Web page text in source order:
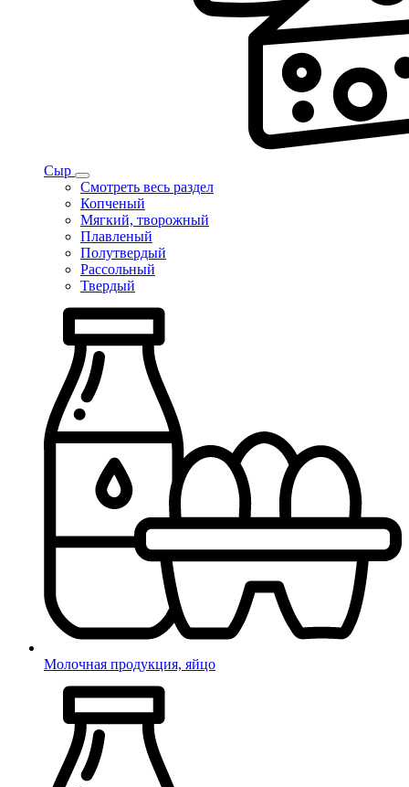
Сыр
Смотреть весь раздел
Копченый
Мягкий, творожный
Плавленый
Полутвердый
Рассольный
Твердый
Молочная продукция, яйцо